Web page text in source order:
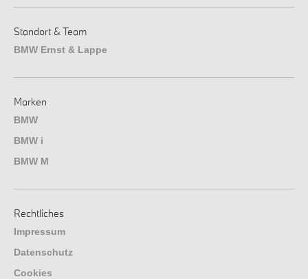
Standort & Team
BMW Ernst & Lappe
Marken
BMW
BMW i
BMW M
Rechtliches
Impressum
Datenschutz
Cookies